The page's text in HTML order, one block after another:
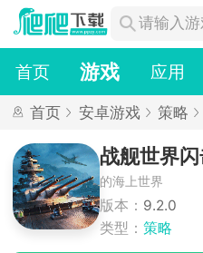
首页 游戏 应用
首页 安卓游戏 策略
战舰世界
的海上世界
版本： 9.2.0
类型： 策略